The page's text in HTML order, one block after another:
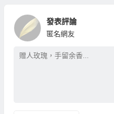
發表評論
匿名網友